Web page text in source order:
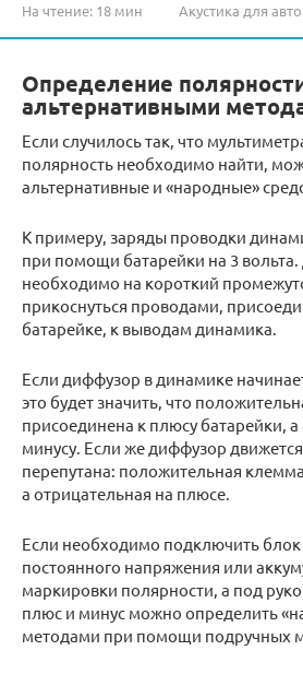
На чтение: 18 мин Акустика для авто
Определение
альтернативными
Если случилось так, что
полярность необходимо найти,
альтернативные и «народные»
К примеру, заряды проводки
при помощи батарейки на 3 вольта.
необходимо на короткий
прикоснуться проводами,
батарейке, к выводам динамика.
Если диффузор в динамике
это будет значить, что
присоединена к плюсу батарейки,
минусу. Если же диффузор
перепутана: положительная
а отрицательная на плюсе.
Если необходимо подключить блок
постоянного напряжения или
маркировки полярности, а под
плюс и минус можно определить
методами при помощи подручных